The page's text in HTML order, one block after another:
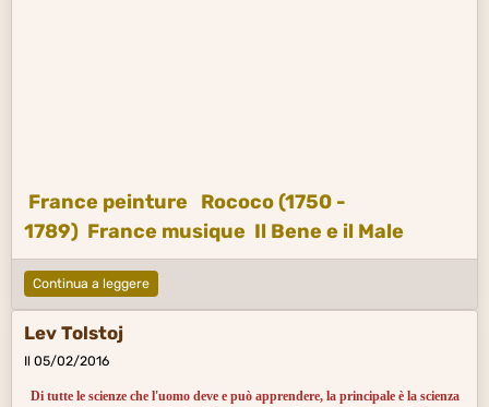
France peinture
Rococo (1750 -
1789) France musique Il Bene e il Male
Continua a leggere
Lev Tolstoj
Il 05/02/2016
Di tutte le scienze che l'uomo deve e può apprendere, la principale è la scienza